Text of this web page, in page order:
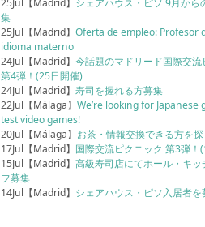
25Jul【Madrid】 シェアハウス・ピソ 9月から
集
25Jul【Madrid】Oferta de empleo: Profesor
idioma materno
24Jul【Madrid】今話題のマドリード国際交流
第4弾！(25日開催)
24Jul【Madrid】寿司を握れる方募集
22Jul【Málaga】We’re looking for Japanese
test video games!
20Jul【Málaga】 お茶・情報交換できる方を
17Jul【Madrid】 国際交流ピクニック 第3弾！
15Jul【Madrid】高級寿司店にてホール・キッ
フ募集
14Jul【Madrid】 シェアハウス・ピソ入居者を